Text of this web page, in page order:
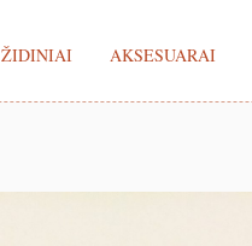
ŽIDINIAI AKSESUARAI